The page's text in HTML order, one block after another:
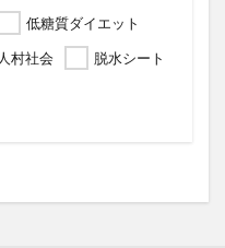
低糖質ダイエット
村社会 脱水シート